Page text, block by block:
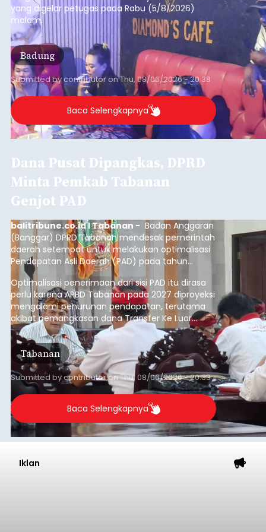
yang digelar petugas pada Rabu (5/8/2026)
malam.
Badung
Submitted bycontributoronThu, 08/06/2026 - 20:38
Baca Selengkapnya
Dana Pusat Dipangkas, DPRD
Minta Pemkab Tabanan
Genjot PAD
balitribune.co.id I Tabanan - Badan Anggaran
(Banggar) DPRD Tabanan mendesak pemerintah
daerah setempat untuk melakukan optimalisasi
Pendapatan Asli Daerah (PAD) pada tahun
anggaran 2027.
Optimalisasi penerimaan dari sisi PAD itu dirasa
perlu karena APBD Tabanan pada 2027 diproyeksi
mengalami penurunan pendapatan, terutama
akibat pemangkasan dana Transfer Ke Luar
Daerah (TKD) dari pemerintah pusat.
Tabanan
Submitted bycontributoronThu, 08/06/2026 - 20:33
Baca Selengkapnya
Iklan